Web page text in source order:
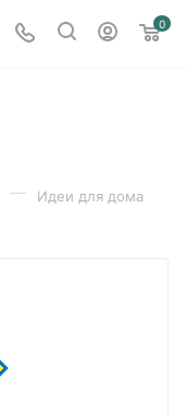
0
— Идеи для дома